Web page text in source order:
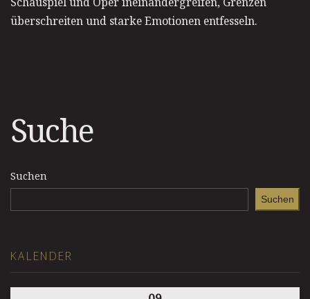
überschreiten und starke Emotionen entfesseln.
Suche
Suchen
Suchen
KALENDER